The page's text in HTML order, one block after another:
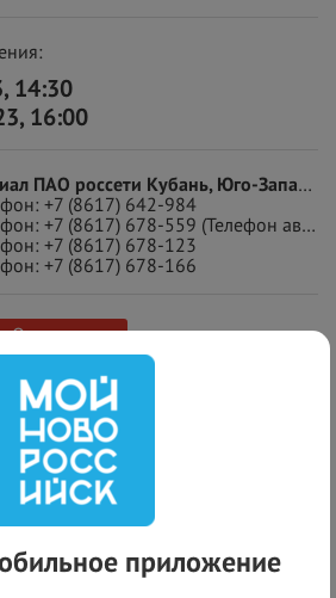
14:30
16:00
Филиал ПАО россети Кубань, Юго-Западные Электрические Сети, ПАО «ТНС энерго Кубань»
+7 (8617) 642-984
+7 (8617) 678-559 (Телефон аварийно-диспетчерской службы)
+7 (8617) 678-123
+7 (8617) 678-166
Отменено
приложение